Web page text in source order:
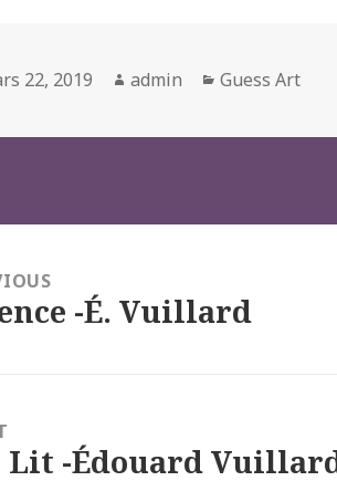
22, 2019 Author
admin Categories
Guess Art
-É. Vuillard
Lit -Édouard